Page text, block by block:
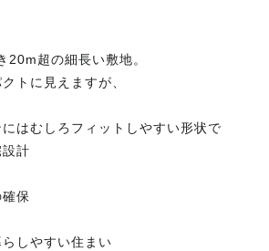
853-5780
018-853-5781
20m超の細長い敷地。
トに見えますが、
はむしろフィットしやすい形状で
設計
確保
らしやすい住まい